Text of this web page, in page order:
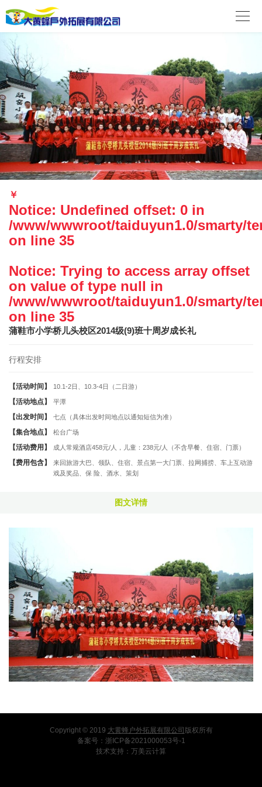

￥
Notice: Undefined offset: 0 in
/www/wwwroot/taiduyun1.0/smarty/
on line 35
Notice: Trying to access array offset
on value of type null in
/www/wwwroot/taiduyun1.0/smarty/
on line 35
蒲鞋市小学桥儿头校区2014级(9)班十周岁成长礼
行程安排
【活动时间】 10.1-2日、10.3-4日（二日游）
【活动地点】 平潭
【出发时间】 七点（具体出发时间地点以通知短信为准）
【集合地点】 松台广场
【活动费用】 成人常规酒店458元/人，儿童：238元/人（不含早餐、住宿、门票）
【费用包含】
来回旅游大巴、领队、住宿、景点第一大门票、拉网捕捞、车上互动游
戏及奖品、保 险、酒水、策划
图文详情
Copyright © 2019 大黄蜂户外拓展有限公司 版权所有
备案号： 浙ICP备2021000053号-1
技术支持： 万美云计算